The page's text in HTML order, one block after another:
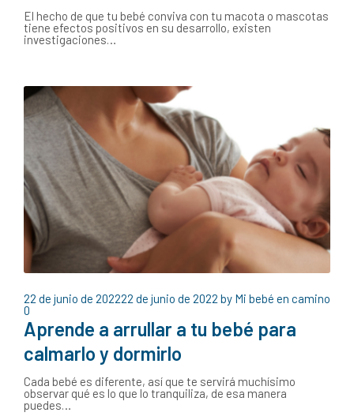
El hecho de que tu bebé conviva con tu macota o mascotas
tiene efectos positivos en su desarrollo, existen
investigaciones…
22 de junio de 202222 de junio de 2022 by Mi bebé en camino
0
Aprende a arrullar a tu bebé para
calmarlo y dormirlo
Cada bebé es diferente, así que te servirá muchísimo
observar qué es lo que lo tranquiliza, de esa manera
puedes…